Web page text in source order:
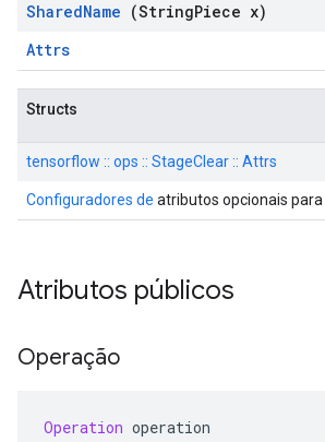
SharedName (StringPiece x)
Attrs
Structs
tensorflow :: ops :: StageClear :: Attrs
Configuradores de atributos opcionais para
Atributos públicos
Operação
Operation operation